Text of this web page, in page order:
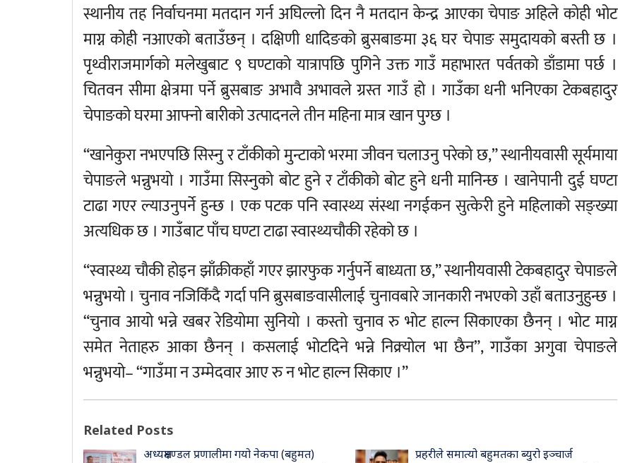
स्थानीय तह निर्वाचनमा मतदान गर्न अघिल्लो दिन नै मतदान केन्द्र आएका चेपाङ अहिले कोही भोट
माग्न कोही नआएको बताउँछन् । दक्षिणी धादिङको ब्रुसबाङमा ३६ घर चेपाङ समुदायको बस्ती छ ।
पृथ्वीराजमार्गको मलेखुबाट ९ घण्टाको यात्रापछि पुगिने उक्त गाउँ महाभारत पर्वतको डाँडामा पर्छ ।
चितवन सीमा क्षेत्रमा पर्ने ब्रुसबाङ अभावै अभावले ग्रस्त गाउँ हो । गाउँका धनी भनिएका टेकबहादुर
चेपाङको घरमा आफ्नो बारीको उत्पादनले तीन महिना मात्र खान पुग्छ ।
“खानेकुरा नभएपछि सिस्नु र टाँकीको मुन्टाको भरमा जीवन चलाउनु परेको छ,” स्थानीयवासी सूर्यमाया
चेपाङले भन्नुभयो । गाउँमा सिस्नुको बोट हुने र टाँकीको बोट हुने धनी मानिन्छ । खानेपानी दुई घण्टा
टाढा गएर ल्याउनुपर्ने हुन्छ । एक पटक पनि स्वास्थ्य संस्था नगईकन सुत्केरी हुने महिलाको सङ्ख्या
अत्यधिक छ । गाउँबाट पाँच घण्टा टाढा स्वास्थ्यचौकी रहेको छ ।
“स्वास्थ्य चौकी होइन झाँक्रीकहाँ गएर झारफुक गर्नुपर्ने बाध्यता छ,” स्थानीयवासी टेकबहादुर चेपाङले
भन्नुभयो । चुनाव नजिकिँदै गर्दा पनि ब्रुसबाङवासीलाई चुनावबारे जानकारी नभएको उहाँ बताउनुहुन्छ ।
“चुनाव आयो भन्ने खबर रेडियोमा सुनियो । कस्तो चुनाव रु भोट हाल्न सिकाएका छैनन् । भोट माग्न
समेत नेताहरु आका छैनन् । कसलाई भोटदिने भन्ने निक्र्योल भा छैन”, गाउँका अगुवा चेपाङले
भन्नुभयो– “गाउँमा न उम्मेदवार आए रु न भोट हाल्न सिकाए ।”
Related Posts
अध्यक्षमण्डल प्रणालीमा गयो नेकपा (बहुमत) प्रहरीले समात्यो बहुमतका ब्युरो इञ्चार्ज